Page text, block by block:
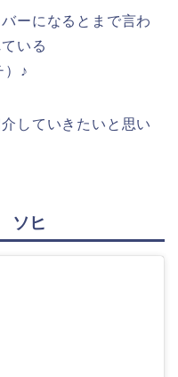
ーになるとまで言わ
いる
♪
していきたいと思い
ソヒ